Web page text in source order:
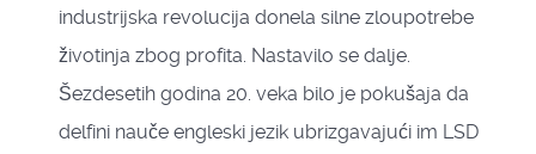
industrijska revolucija donela silne zloupotrebe
životinja zbog profita. Nastavilo se dalje.
Šezdesetih godina 20. veka bilo je pokušaja da
delfini nauče engleski jezik ubrizgavajući im LSD